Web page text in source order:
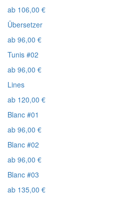
ab 106,00 €
Übersetzer
ab 96,00 €
Tunis #02
ab 96,00 €
Lines
ab 120,00 €
Blanc #01
ab 96,00 €
Blanc #02
ab 96,00 €
Blanc #03
ab 135,00 €